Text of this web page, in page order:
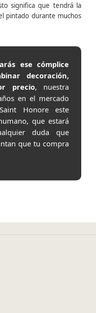
significa que tendrá la
pintado durante muchos
ese cómplice
decoración,
precio, nuestra
en el mercado
Honore este
que estará
duda que
que tu compra